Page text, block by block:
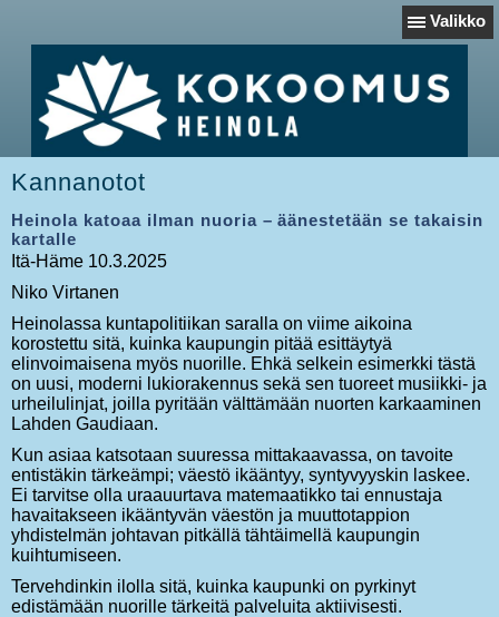
Valikko
Kannanotot
Heinola katoaa ilman nuoria – äänestetään se takaisin
kartalle
Itä-Häme 10.3.2025
Niko Virtanen
Heinolassa kuntapolitiikan saralla on viime aikoina
korostettu sitä, kuinka kaupungin pitää esittäytyä
elinvoimaisena myös nuorille. Ehkä selkein esimerkki tästä
on uusi, moderni lukiorakennus sekä sen tuoreet musiikki- ja
urheilulinjat, joilla pyritään välttämään nuorten karkaaminen
Lahden Gaudiaan.
Kun asiaa katsotaan suuressa mittakaavassa, on tavoite
entistäkin tärkeämpi; väestö ikääntyy, syntyvyyskin laskee.
Ei tarvitse olla uraauurtava matemaatikko tai ennustaja
havaitakseen ikääntyvän väestön ja muuttotappion
yhdistelmän johtavan pitkällä tähtäimellä kaupungin
kuihtumiseen.
Tervehdinkin ilolla sitä, kuinka kaupunki on pyrkinyt
edistämään nuorille tärkeitä palveluita aktiivisesti.